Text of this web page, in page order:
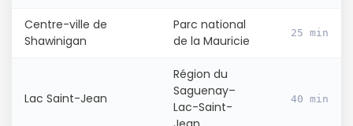
Centre-ville de
Shawinigan
Parc national
de la Mauricie
25 min
Lac Saint-Jean
Région du
Saguenay–
Lac-Saint-
40 min